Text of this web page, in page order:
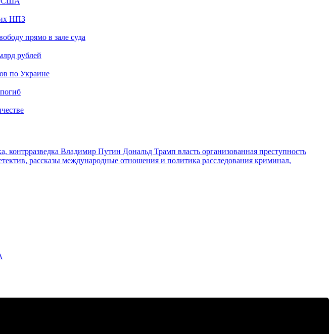
НПЗ
прямо в зале суда
рублей
по Украине
контрразведка Владимир Путин Дональд Трамп власть организованная преступность
рассказы международные отношения и политика расследования криминал,